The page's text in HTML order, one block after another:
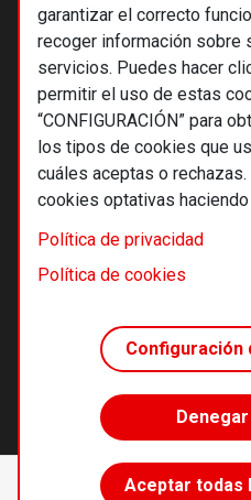
garantizar el correcto
recoger información sobre
servicios. Puedes hacer clic
permitir el uso de estas
“CONFIGURACIÓN” para
los tipos de cookies que
cuáles aceptas o
cookies optativas haciendo
Política de privacidad
Política de cookies
Configuración
Aceptar todas
Accede sin límites
© 2026 Alternativas
Footer
Términos y
Política
Principios